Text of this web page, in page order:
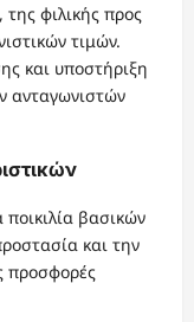
φιλικής προς
τιμών.
και υποστήριξη
ανταγωνιστών
βασικών
και την
προσφορές